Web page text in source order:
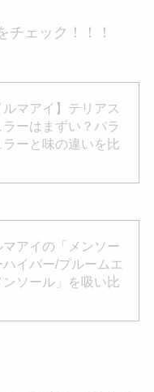
チェック！！！
ルマアイ】テリアス
ーはまずい？バラ
ーと味の違いを比
アイの「メンソー
イパー/プルームエ
ンソール」を吸い比